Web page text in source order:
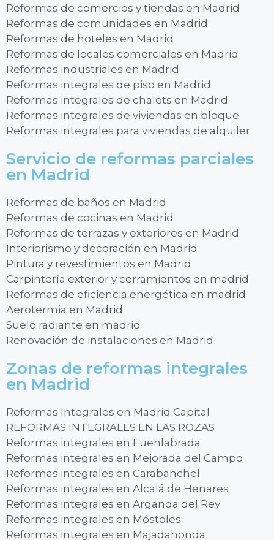
Reformas de comercios y tiendas en Madrid
Reformas de comunidades en Madrid
Reformas de hoteles en Madrid
Reformas de locales comerciales en Madrid
Reformas industriales en Madrid
Reformas integrales de piso en Madrid
Reformas integrales de chalets en Madrid
Reformas integrales de viviendas en bloque
Reformas integrales para viviendas de alquiler
Servicio de reformas parciales
en Madrid
Reformas de baños en Madrid
Reformas de cocinas en Madrid
Reformas de terrazas y exteriores en Madrid
Interiorismo y decoración en Madrid
Pintura y revestimientos en Madrid
Carpintería exterior y cerramientos en madrid
Reformas de eficiencia energética en madrid
Aerotermia en Madrid
Suelo radiante en madrid
Renovación de instalaciones en Madrid
Zonas de reformas integrales
en Madrid
Reformas Integrales en Madrid Capital
REFORMAS INTEGRALES EN LAS ROZAS
Reformas integrales en Fuenlabrada
Reformas integrales en Mejorada del Campo
Reformas integrales en Carabanchel
Reformas integrales en Alcalá de Henares
Reformas integrales en Arganda del Rey
Reformas integrales en Móstoles
Reformas integrales en Majadahonda